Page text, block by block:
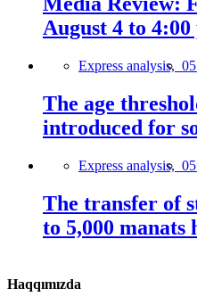
August 4 to
Express analysis,
The age
introduced for
Express analysis,
The transfer of
to 5,000 manats
Haqqımızda